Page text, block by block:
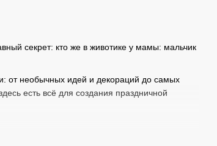
секрет: кто же в животике у мамы: мальчик
от необычных идей и декораций до самых
есть всё для создания праздничной